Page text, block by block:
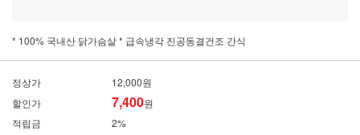
* 100% 국내산 닭가슴살 * 급속냉각 진공동결건조 간식
정상가
12,000원
할인가
7,400원
적립금
2%